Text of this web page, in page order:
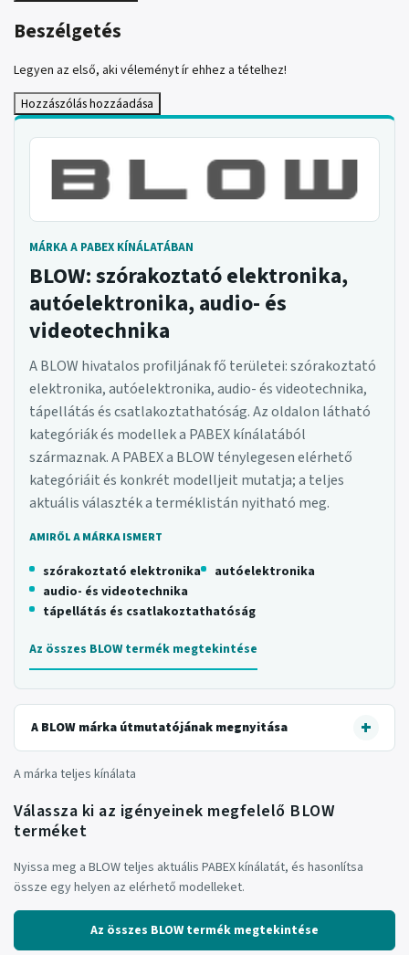
Beszélgetés
Legyen az első, aki véleményt ír ehhez a tételhez!
Hozzászólás hozzáadása
MÁRKA A PABEX KÍNÁLATÁBAN
BLOW: szórakoztató elektronika,
autóelektronika, audio- és
videotechnika
A BLOW hivatalos profiljának fő területei: szórakoztató
elektronika, autóelektronika, audio- és videotechnika,
tápellátás és csatlakoztathatóság. Az oldalon látható
kategóriák és modellek a PABEX kínálatából
származnak. A PABEX a BLOW ténylegesen elérhető
kategóriáit és konkrét modelljeit mutatja; a teljes
aktuális választék a terméklistán nyitható meg.
AMIRŐL A MÁRKA ISMERT
szórakoztató elektronika
autóelektronika
audio- és videotechnika
tápellátás és csatlakoztathatóság
Az összes BLOW termék megtekintése
A BLOW márka útmutatójának megnyitása
A márka teljes kínálata
Válassza ki az igényeinek megfelelő BLOW
terméket
Nyissa meg a BLOW teljes aktuális PABEX kínálatát, és hasonlítsa
össze egy helyen az elérhető modelleket.
Az összes BLOW termék megtekintése